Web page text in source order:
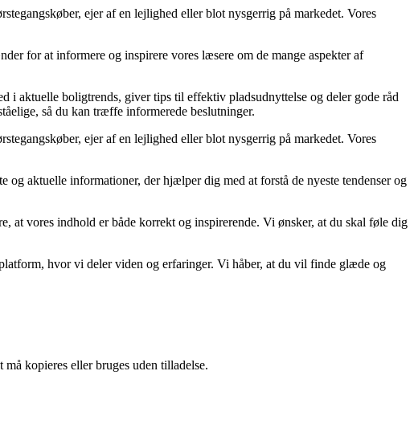
ejer af en lejlighed eller blot nysgerrig på markedet. Vores
for at informere og inspirere vores læsere om de mange aspekter af
aktuelle boligtrends, giver tips til effektiv pladsudnyttelse og deler gode råd
så du kan træffe informerede beslutninger.
ejer af en lejlighed eller blot nysgerrig på markedet. Vores
aktuelle informationer, der hjælper dig med at forstå de nyeste tendenser og
at vores indhold er både korrekt og inspirerende. Vi ønsker, at du skal føle dig
hvor vi deler viden og erfaringer. Vi håber, at du vil finde glæde og
kopieres eller bruges uden tilladelse.